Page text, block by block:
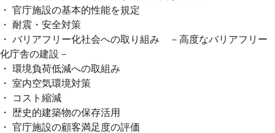
・ 官庁施設の基本的性能を規定
・ 耐震・安全対策
・ バリアフリー化社会への取り組み －高度なバリアフリー
化庁舎の建設－
・ 環境負荷低減への取組み
・ 室内空気環境対策
・ コスト縮減
・ 歴史的建築物の保存活用
・ 官庁施設の顧客満足度の評価